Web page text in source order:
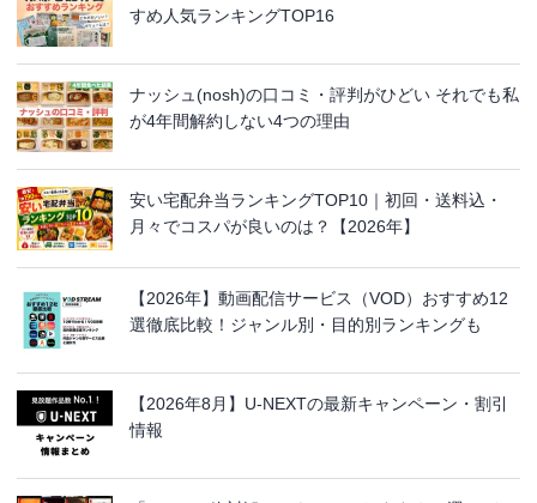
すめ人気ランキングTOP16
ナッシュ(nosh)の口コミ・評判がひどい それでも私
が4年間解約しない4つの理由
安い宅配弁当ランキングTOP10｜初回・送料込・
月々でコスパが良いのは？【2026年】
【2026年】動画配信サービス（VOD）おすすめ12
選徹底比較！ジャンル別・目的別ランキングも
【2026年8月】U-NEXTの最新キャンペーン・割引
情報